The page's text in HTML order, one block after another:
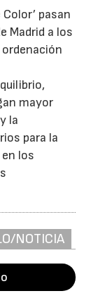
pasan
Madrid a los
mayor
la
para la
los
NOTICIA